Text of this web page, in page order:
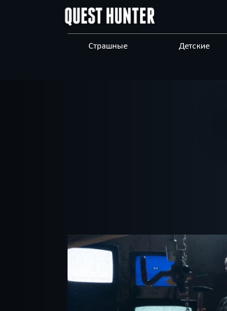
Страшные Детские